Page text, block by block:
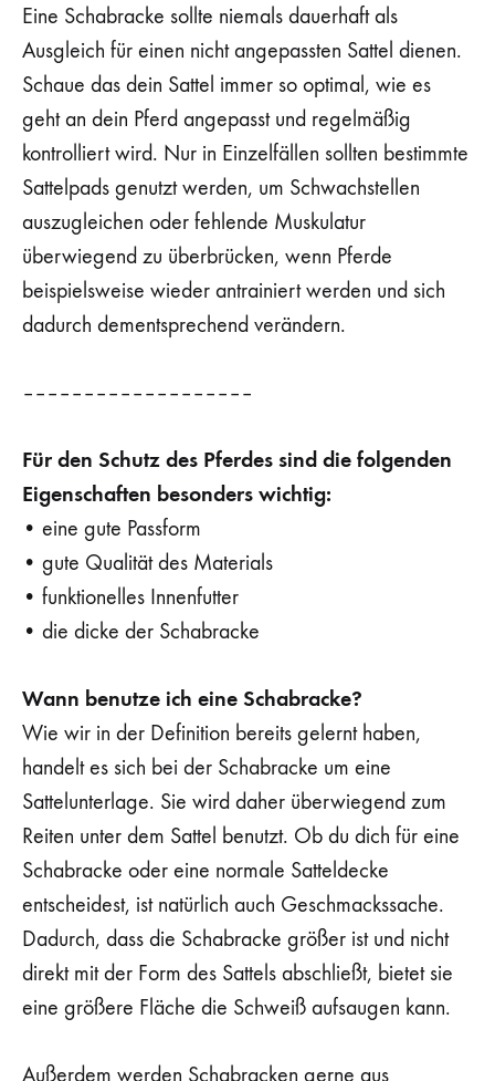
Eine Schabracke sollte niemals dauerhaft als
Ausgleich für einen nicht angepassten Sattel dienen.
Schaue das dein Sattel immer so optimal, wie es
geht an dein Pferd angepasst und regelmäßig
kontrolliert wird. Nur in Einzelfällen sollten bestimmte
Sattelpads genutzt werden, um Schwachstellen
auszugleichen oder fehlende Muskulatur
überwiegend zu überbrücken, wenn Pferde
beispielsweise wieder antrainiert werden und sich
dadurch dementsprechend verändern.
–––––––––––––––––––
Für den Schutz des Pferdes sind die folgenden
Eigenschaften besonders wichtig:
• eine gute Passform
• gute Qualität des Materials
• funktionelles Innenfutter
• die dicke der Schabracke
Wann benutze ich eine Schabracke?
Wie wir in der Definition bereits gelernt haben,
handelt es sich bei der Schabracke um eine
Sattelunterlage. Sie wird daher überwiegend zum
Reiten unter dem Sattel benutzt. Ob du dich für eine
Schabracke oder eine normale Satteldecke
entscheidest, ist natürlich auch Geschmackssache.
Dadurch, dass die Schabracke größer ist und nicht
direkt mit der Form des Sattels abschließt, bietet sie
eine größere Fläche die Schweiß aufsaugen kann.
Außerdem werden Schabracken gerne aus